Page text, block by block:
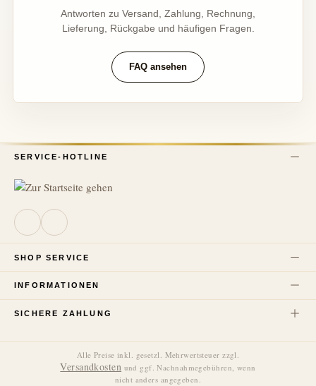
Antworten zu Versand, Zahlung, Rechnung,
Lieferung, Rückgabe und häufigen Fragen.
FAQ ansehen
SERVICE-HOTLINE
SHOP SERVICE
INFORMATIONEN
SICHERE ZAHLUNG
Alle Preise inkl. gesetzl. Mehrwertsteuer zzgl.
Versandkosten und ggf. Nachnahmegebühren, wenn
nicht anders angegeben.